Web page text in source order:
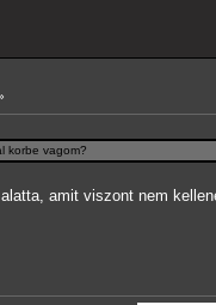
korbe vagom?
amit viszont nem